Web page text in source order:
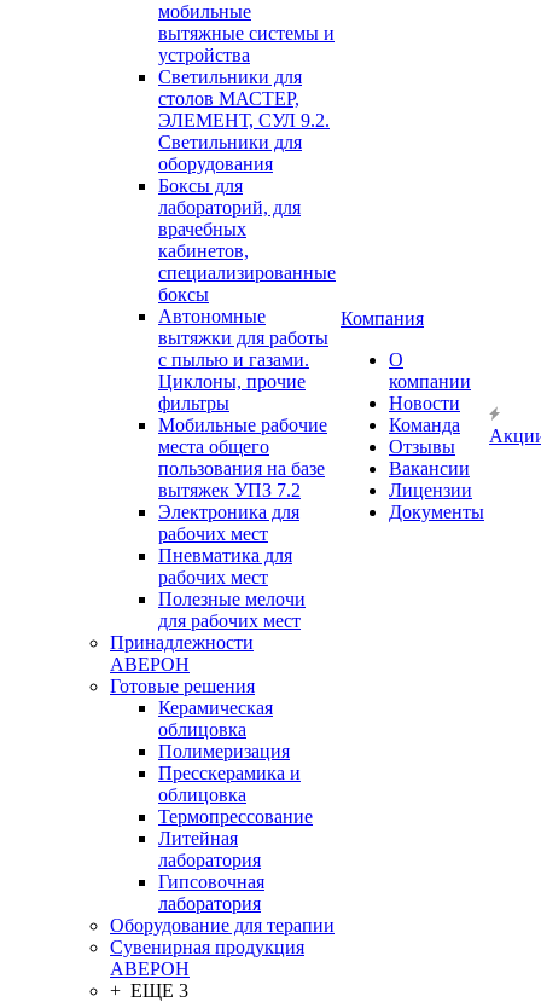
мобильные
вытяжные системы и
устройства
Светильники для
столов МАСТЕР,
ЭЛЕМЕНТ, СУЛ 9.2.
Светильники для
оборудования
Боксы для
лабораторий, для
врачебных
кабинетов,
специализированные
боксы
Автономные
вытяжки для работы
с пылью и газами.
Циклоны, прочие
фильтры
Мобильные рабочие
места общего
пользования на базе
вытяжек УПЗ 7.2
Электроника для
рабочих мест
Пневматика для
рабочих мест
Полезные мелочи
для рабочих мест
Принадлежности
АВЕРОН
Готовые решения
Керамическая
облицовка
Полимеризация
Пресскерамика и
облицовка
Термопрессование
Литейная
лаборатория
Гипсовочная
лаборатория
Оборудование для терапии
Сувенирная продукция
АВЕРОН
+ ЕЩЕ 3
Компания
О
компании
Новости
Команда
Отзывы
Вакансии
Лицензии
Документы